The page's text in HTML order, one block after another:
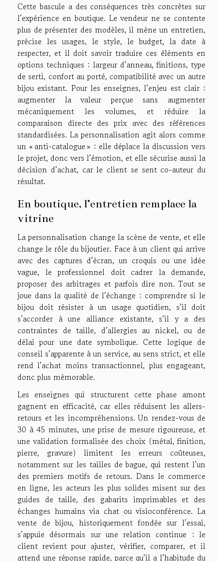
Cette bascule a des conséquences très concrètes sur
l’expérience en boutique. Le vendeur ne se contente
plus de présenter des modèles, il mène un entretien,
précise les usages, le style, le budget, la date à
respecter, et il doit savoir traduire ces éléments en
options techniques : largeur d’anneau, finitions, type
de serti, confort au porté, compatibilité avec un autre
bijou existant. Pour les enseignes, l’enjeu est clair :
augmenter la valeur perçue sans augmenter
mécaniquement les volumes, et réduire la
comparaison directe des prix avec des références
standardisées. La personnalisation agit alors comme
un « anti-catalogue » : elle déplace la discussion vers
le projet, donc vers l’émotion, et elle sécurise aussi la
décision d’achat, car le client se sent co-auteur du
résultat.
En boutique, l’entretien remplace la
vitrine
La personnalisation change la scène de vente, et elle
change le rôle du bijoutier. Face à un client qui arrive
avec des captures d’écran, un croquis ou une idée
vague, le professionnel doit cadrer la demande,
proposer des arbitrages et parfois dire non. Tout se
joue dans la qualité de l’échange : comprendre si le
bijou doit résister à un usage quotidien, s’il doit
s’accorder à une alliance existante, s’il y a des
contraintes de taille, d’allergies au nickel, ou de
délai pour une date symbolique. Cette logique de
conseil s’apparente à un service, au sens strict, et elle
rend l’achat moins transactionnel, plus engageant,
donc plus mémorable.
Les enseignes qui structurent cette phase amont
gagnent en efficacité, car elles réduisent les allers-
retours et les incompréhensions. Un rendez-vous de
30 à 45 minutes, une prise de mesure rigoureuse, et
une validation formalisée des choix (métal, finition,
pierre, gravure) limitent les erreurs coûteuses,
notamment sur les tailles de bague, qui restent l’un
des premiers motifs de retours. Dans le commerce
en ligne, les acteurs les plus solides misent sur des
guides de taille, des gabarits imprimables et des
échanges humains via chat ou visioconférence. La
vente de bijou, historiquement fondée sur l’essai,
s’appuie désormais sur une relation continue : le
client revient pour ajuster, vérifier, comparer, et il
attend une réponse rapide, parce qu’il a l’habitude du